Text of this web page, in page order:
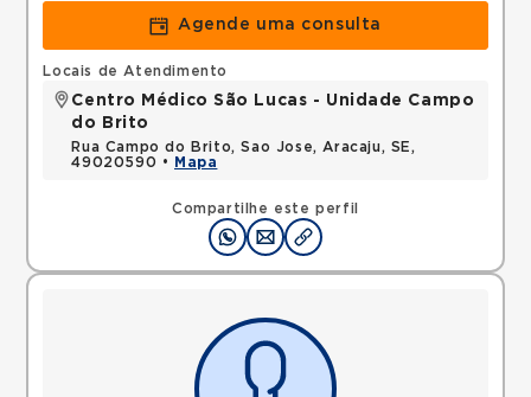
Agende uma consulta
Compartilhe este perfil
Locais de Atendimento
Centro Médico São Lucas - Unidade Campo
do Brito
Rua Campo do Brito, Sao Jose, Aracaju, SE,
49020590 •
Mapa